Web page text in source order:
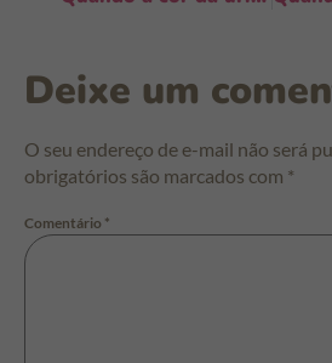
Deixe um
O seu endereço de e-mail não será
obrigatórios são marcados com *
Comentário *